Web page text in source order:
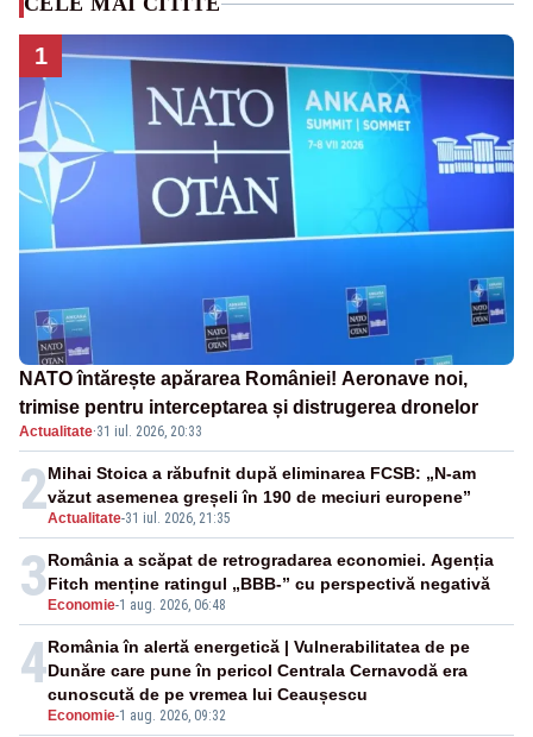
1
NATO întărește apărarea României! Aeronave noi,
trimise pentru interceptarea și distrugerea dronelor
Actualitate·31 iul. 2026, 20:33
2Actualitate-31 iul. 2026, 21:35
Mihai Stoica a răbufnit după eliminarea FCSB: „N-am
văzut asemenea greșeli în 190 de meciuri europene”
3Economie-1 aug. 2026, 06:48
România a scăpat de retrogradarea economiei. Agenția
Fitch menține ratingul „BBB-” cu perspectivă negativă
4
Economie-1 aug. 2026, 09:32
România în alertă energetică | Vulnerabilitatea de pe
Dunăre care pune în pericol Centrala Cernavodă era
cunoscută de pe vremea lui Ceaușescu